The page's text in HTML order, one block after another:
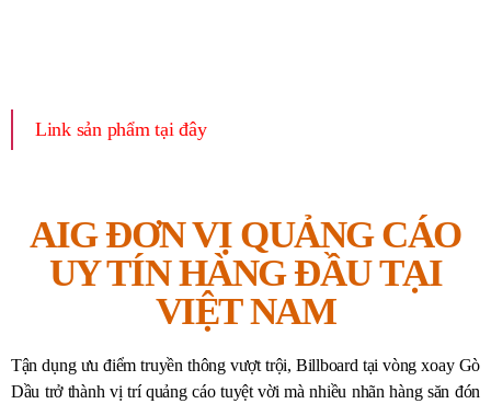
Link sản phẩm tại đây
AIG ĐƠN VỊ QUẢNG CÁO
UY TÍN HÀNG ĐẦU TẠI
VIỆT NAM
Tận dụng ưu điểm truyền thông vượt trội, Billboard tại vòng xoay Gò
Dầu trở thành vị trí quảng cáo tuyệt vời mà nhiều nhãn hàng săn đón